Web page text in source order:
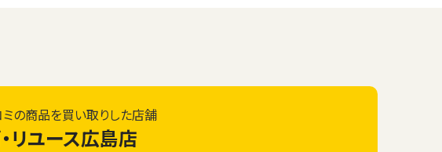
ミの商品を買い取りした店舗
リユース広島店